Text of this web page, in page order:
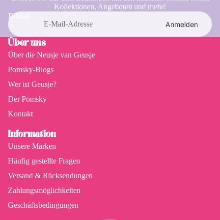
Schweden
20,75 €
29,00 €
Sobald Ihre Bestellung versandt wurde, erhalten Sie eine E-Mail mit einem
Track & Trace-Code, mit dem Sie Ihr Paket verfolgen können.
Kollektionen, Angeboten und mehr!
E-Mail
Anmelden
Über uns
Über die Neusje van Geusje
Pomsky-Blogs
Wer ist Geusje?
Der Pomsky
Kontakt
Information
Unsere Marken
Häufig gestellte Fragen
Versand & Rücksendungen
Zahlungsmöglichkeiten
Geschäftsbedingungen